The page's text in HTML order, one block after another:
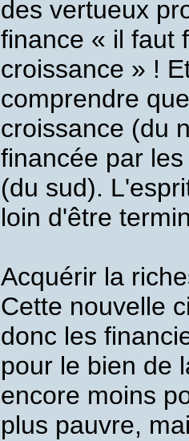
des vertueux
finance « il faut
croissance » !
comprendre
croissance (du
financée par
(du sud).
loin d'être
Acquérir la
Cette nouvelle
donc les
pour le bien de
encore moins
plus pauvre,